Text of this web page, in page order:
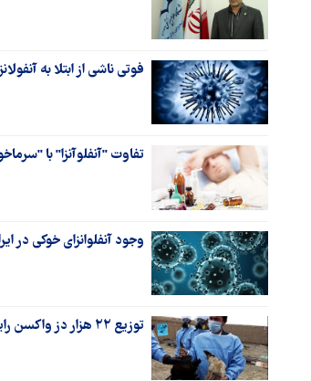
فوتی ناشی از ابتلا به
تفاوت "آنفلوآنزا" با
وجود آنفلوانزای خوکی در
توزیع ۲۲ هزار دز واکسن رایگان آنفلوآنزا در استان های خراسان